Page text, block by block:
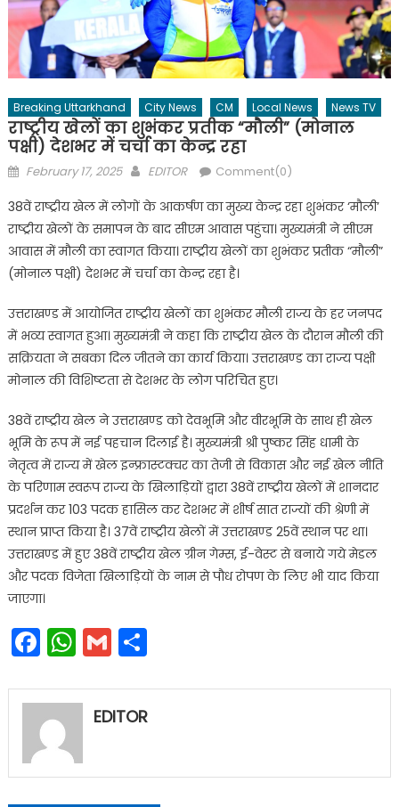
Breaking Uttarkhand City News CM Local News News TV
राष्ट्रीय खेलों का शुभंकर प्रतीक “मौली” (मोनाल
पक्षी) देशभर में चर्चा का केन्द्र रहा
Posted
February 17, 2025 Author
EDITOR Comment(0)
38वें राष्ट्रीय खेल में लोगों के आकर्षण का मुख्य केन्द्र रहा शुभंकर ‘मौली’
राष्ट्रीय खेलों के समापन के बाद सीएम आवास पहुंचा। मुख्यमंत्री ने सीएम
आवास में मौली का स्वागत किया। राष्ट्रीय खेलों का शुभंकर प्रतीक “मौली”
(मोनाल पक्षी) देशभर में चर्चा का केन्द्र रहा है।
उत्तराखण्ड में आयोजित राष्ट्रीय खेलों का शुभंकर मौली राज्य के हर जनपद
में भव्य स्वागत हुआ। मुख्यमंत्री ने कहा कि राष्ट्रीय खेल के दौरान मौली की
सक्रियता ने सबका दिल जीतने का कार्य किया। उत्तराखण्ड का राज्य पक्षी
मोनाल की विशिष्टता से देशभर के लोग परिचित हुए।
38वें राष्ट्रीय खेल ने उत्तराखण्ड को देवभूमि और वीरभूमि के साथ ही खेल
भूमि के रूप में नई पहचान दिलाई है। मुख्यमंत्री श्री पुष्कर सिंह धामी के
नेतृत्व में राज्य में खेल इन्फ्रास्टक्चर का तेजी से विकास और नई खेल नीति
के परिणाम स्वरूप राज्य के खिलाड़ियों द्वारा 38वें राष्ट्रीय खेलों में शानदार
प्रदर्शन कर 103 पदक हासिल कर देशभर में शीर्ष सात राज्यों की श्रेणी में
स्थान प्राप्त किया है। 37वें राष्ट्रीय खेलों में उत्तराखण्ड 25वें स्थान पर था।
उत्तराखण्ड में हुए 38वें राष्ट्रीय खेल ग्रीन गेम्स, ई-वेस्ट से बनाये गये मेडल
और पदक विजेता खिलाड़ियों के नाम से पौध रोपण के लिए भी याद किया
जाएगा।
Facebook
WhatsApp
GmailShare
EDITOR